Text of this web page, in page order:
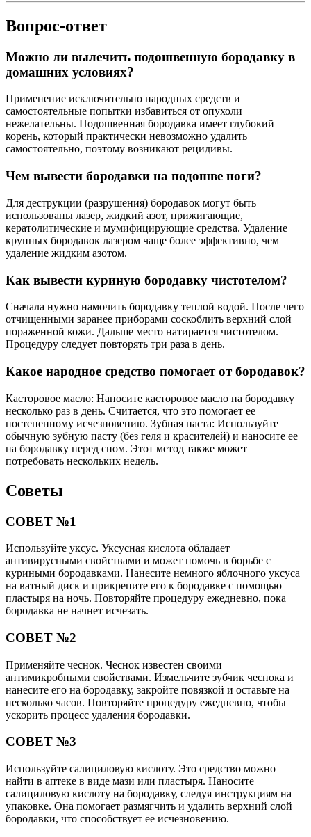
Вопрос-ответ
Можно ли вылечить подошвенную бородавку в
домашних условиях?
Применение исключительно народных средств и
самостоятельные попытки избавиться от опухоли
нежелательны. Подошвенная бородавка имеет глубокий
корень, который практически невозможно удалить
самостоятельно, поэтому возникают рецидивы.
Чем вывести бородавки на подошве ноги?
Для деструкции (разрушения) бородавок могут быть
использованы лазер, жидкий азот, прижигающие,
кератолитические и мумифицирующие средства. Удаление
крупных бородавок лазером чаще более эффективно, чем
удаление жидким азотом.
Как вывести куриную бородавку чистотелом?
Сначала нужно намочить бородавку теплой водой. После чего
отчищенными заранее приборами соскоблить верхний слой
пораженной кожи. Дальше место натирается чистотелом.
Процедуру следует повторять три раза в день.
Какое народное средство помогает от бородавок?
Касторовое масло: Наносите касторовое масло на бородавку
несколько раз в день. Считается, что это помогает ее
постепенному исчезновению. Зубная паста: Используйте
обычную зубную пасту (без геля и красителей) и наносите ее
на бородавку перед сном. Этот метод также может
потребовать нескольких недель.
Советы
СОВЕТ №1
Используйте уксус. Уксусная кислота обладает
антивирусными свойствами и может помочь в борьбе с
куриными бородавками. Нанесите немного яблочного уксуса
на ватный диск и прикрепите его к бородавке с помощью
пластыря на ночь. Повторяйте процедуру ежедневно, пока
бородавка не начнет исчезать.
СОВЕТ №2
Применяйте чеснок. Чеснок известен своими
антимикробными свойствами. Измельчите зубчик чеснока и
нанесите его на бородавку, закройте повязкой и оставьте на
несколько часов. Повторяйте процедуру ежедневно, чтобы
ускорить процесс удаления бородавки.
СОВЕТ №3
Используйте салициловую кислоту. Это средство можно
найти в аптеке в виде мази или пластыря. Наносите
салициловую кислоту на бородавку, следуя инструкциям на
упаковке. Она помогает размягчить и удалить верхний слой
бородавки, что способствует ее исчезновению.